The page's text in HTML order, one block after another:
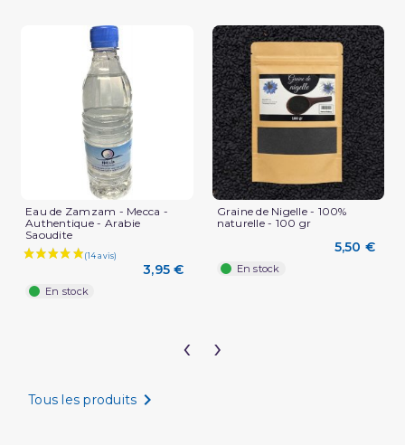
Eau de Zamzam - Mecca -
Authentique - Arabie
Saoudite
3,95 €
En stock
Graine de Nigelle - 100%
naturelle - 100 gr
5,50 €
En stock
‹ ›
Tous les produits 